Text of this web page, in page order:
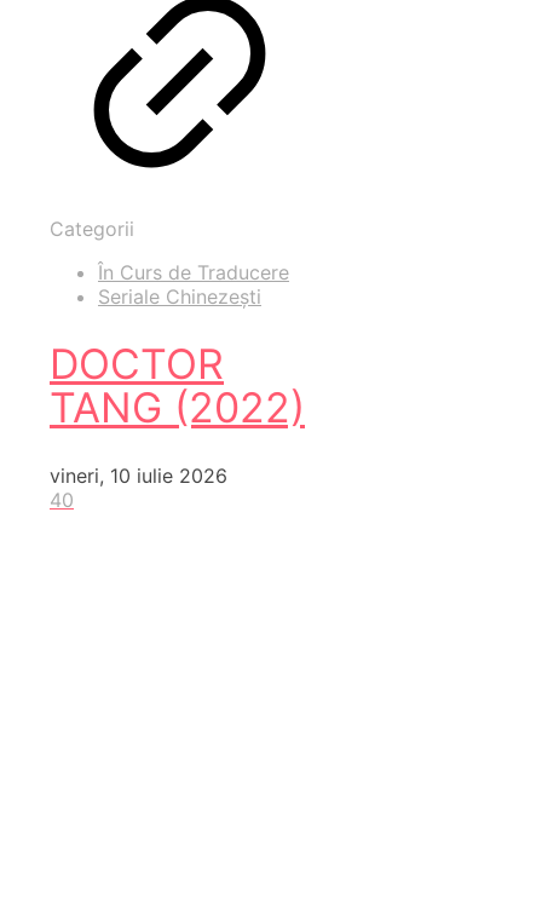
Categorii
În Curs de Traducere
Seriale Chinezești
DOCTOR
TANG (2022)
vineri, 10 iulie 2026
40